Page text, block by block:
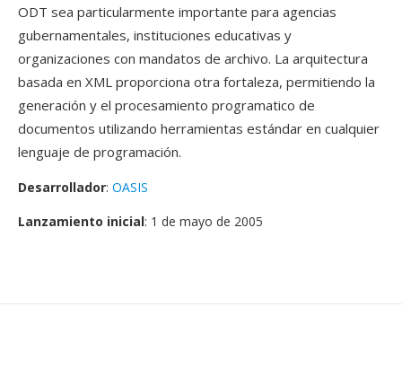
ODT sea particularmente importante para agencias
gubernamentales, instituciones educativas y
organizaciones con mandatos de archivo. La arquitectura
basada en XML proporciona otra fortaleza, permitiendo la
generación y el procesamiento programatico de
documentos utilizando herramientas estándar en cualquier
lenguaje de programación.
Desarrollador: OASIS
Lanzamiento inicial: 1 de mayo de 2005